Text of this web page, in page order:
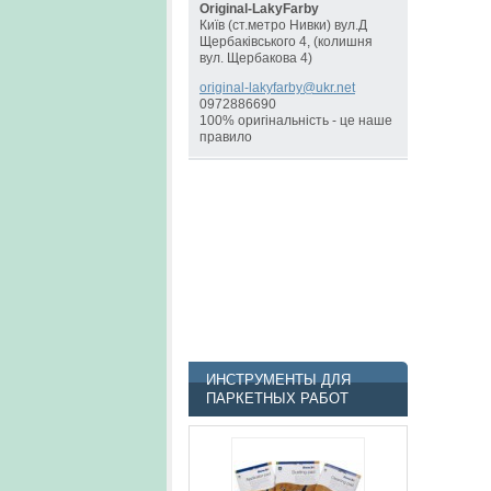
Original-LakyFarby
Київ (ст.метро Нивки) вул.Д
Щербаківського 4, (колишня
вул. Щербакова 4)
original -lakyfarby@ukr.net
0972886690
100% оригінальність - це наше
правило
ИНСТРУМЕНТЫ ДЛЯ
ПАРКЕТНЫХ РАБОТ